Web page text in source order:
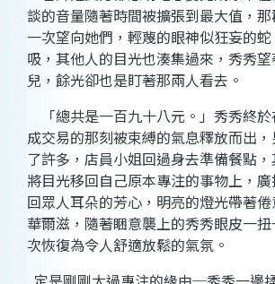
談的音量隨著時間被擴張到最大值，
一次望向她們，輕蔑的眼神似狂妄的
吸，其他人的目光也湊集過來，秀秀
兒，餘光卻也是盯著那兩人看去。
「總共是一百九十八元。」秀秀終
成交易的那刻被束縛的氣息釋放而出
了許多 ，店員小姐回過身去準備餐點
將目光移回自己原本專注的事物上，
回眾人耳朵的芳心，明亮的燈光帶著
華爾滋，隨著睏意襲上的秀秀眼皮一
次恢復為令人舒適放鬆的氣氛。